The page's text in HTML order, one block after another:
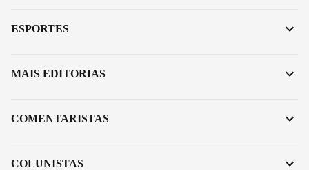
ESPORTES
MAIS EDITORIAS
COMENTARISTAS
COLUNISTAS